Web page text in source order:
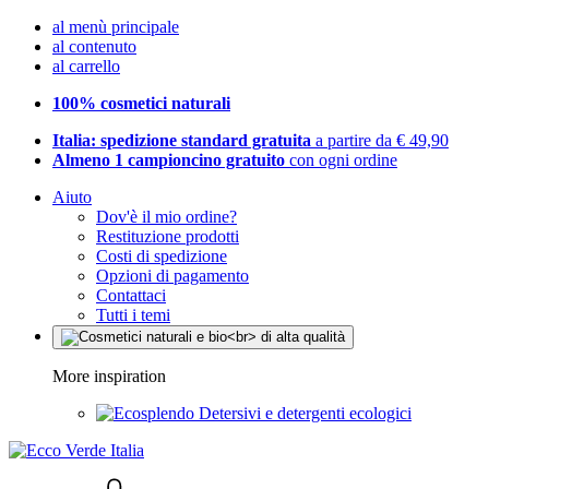
al menù principale
al contenuto
al carrello
100% cosmetici naturali
Italia: spedizione standard gratuita a partire da € 49,90
Almeno 1 campioncino gratuito con ogni ordine
Aiuto
Dov'è il mio ordine?
Restituzione prodotti
Costi di spedizione
Opzioni di pagamento
Contattaci
Tutti i temi
More inspiration
Detersivi e detergenti ecologici